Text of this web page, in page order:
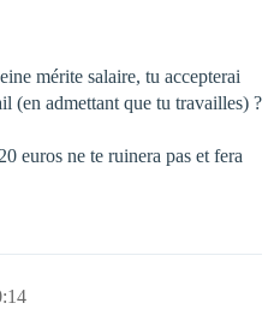
mérite salaire, tu accepterai
(en admettant que tu travailles) ?
euros ne te ruinera pas et fera